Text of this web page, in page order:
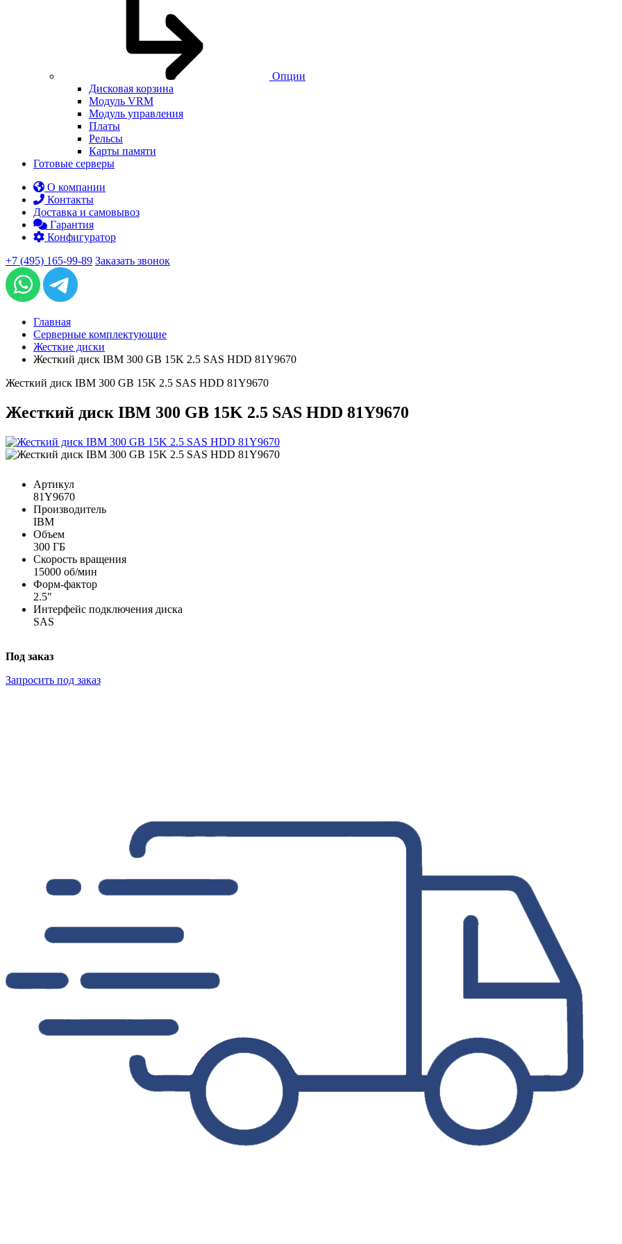
Опции
Дисковая корзина
Модуль VRM
Модуль управления
Платы
Рельсы
Карты памяти
Готовые серверы
О компании
Контакты
Доставка и самовывоз
Гарантия
Конфигуратор
+7 (495) 165-99-89 Заказать звонок
Главная
Серверные комплектующие
Жесткие диски
Жесткий диск IBM 300 GB 15K 2.5 SAS HDD 81Y9670
Жесткий диск IBM 300 GB 15K 2.5 SAS HDD 81Y9670
Жесткий диск IBM 300 GB 15K 2.5 SAS HDD 81Y9670
Артикул
81Y9670
Производитель
IBM
Объем
300 ГБ
Скорость вращения
15000 об/мин
Форм-фактор
2.5"
Интерфейс подключения диска
SAS
Под заказ
Запросить под заказ